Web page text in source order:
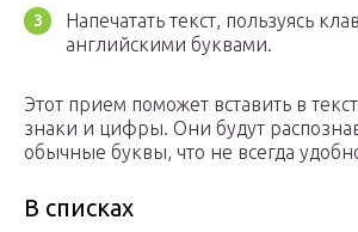
Напечатать текст, пользуясь
английскими буквами.
Этот прием поможет вставить в
знаки и цифры. Они будут
обычные буквы, что не всегда
В списках